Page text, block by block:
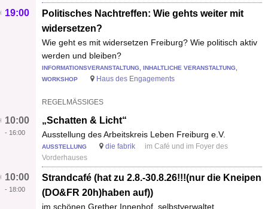
Politisches Nachtreffen: Wie gehts weiter mit
widersetzen?
Wie geht es mit widersetzen Freiburg? Wie politisch aktiv
werden und bleiben?
19:00
INFORMATIONSVERANSTALTUNG, INHALTLICHE VERANSTALTUNG,
WORKSHOP
Haus des Engagements
REGELMÄSSIGES
„Schatten & Licht“
Ausstellung des Arbeitskreis Leben Freiburg e.V.
10:00
- 16:00
AUSSTELLUNG die fabrik
im Café und im Foyer des
Vorderhauses
Strandcafé (hat zu 2.8.-30.8.26!!!(nur die Kneipen
(DO&FR 20h)haben auf))
im schönen Grether Innenhof, selbstverwaltet
10:00
- 18:00